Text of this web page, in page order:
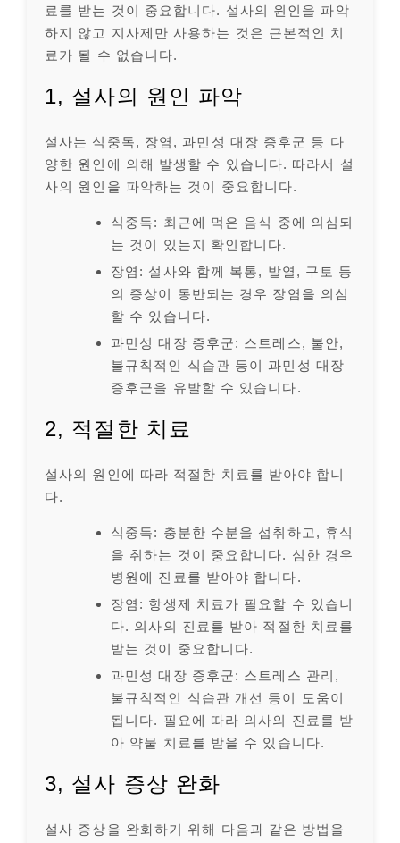
료를 받는 것이 중요합니다. 설사의 원인을 파악
하지 않고 지사제만 사용하는 것은 근본적인 치
료가 될 수 없습니다.
1, 설사의 원인 파악
설사는 식중독, 장염, 과민성 대장 증후군 등 다
양한 원인에 의해 발생할 수 있습니다. 따라서 설
사의 원인을 파악하는 것이 중요합니다.
식중독: 최근에 먹은 음식 중에 의심되
는 것이 있는지 확인합니다.
장염: 설사와 함께 복통, 발열, 구토 등
의 증상이 동반되는 경우 장염을 의심
할 수 있습니다.
과민성 대장 증후군: 스트레스, 불안,
불규칙적인 식습관 등이 과민성 대장
증후군을 유발할 수 있습니다.
2, 적절한 치료
설사의 원인에 따라 적절한 치료를 받아야 합니
다.
식중독: 충분한 수분을 섭취하고, 휴식
을 취하는 것이 중요합니다. 심한 경우
병원에 진료를 받아야 합니다.
장염: 항생제 치료가 필요할 수 있습니
다. 의사의 진료를 받아 적절한 치료를
받는 것이 중요합니다.
과민성 대장 증후군: 스트레스 관리,
불규칙적인 식습관 개선 등이 도움이
됩니다. 필요에 따라 의사의 진료를 받
아 약물 치료를 받을 수 있습니다.
3, 설사 증상 완화
설사 증상을 완화하기 위해 다음과 같은 방법을